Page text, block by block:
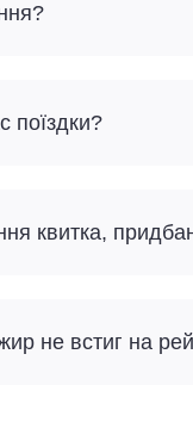
поїздки?
квитка,
не встиг на